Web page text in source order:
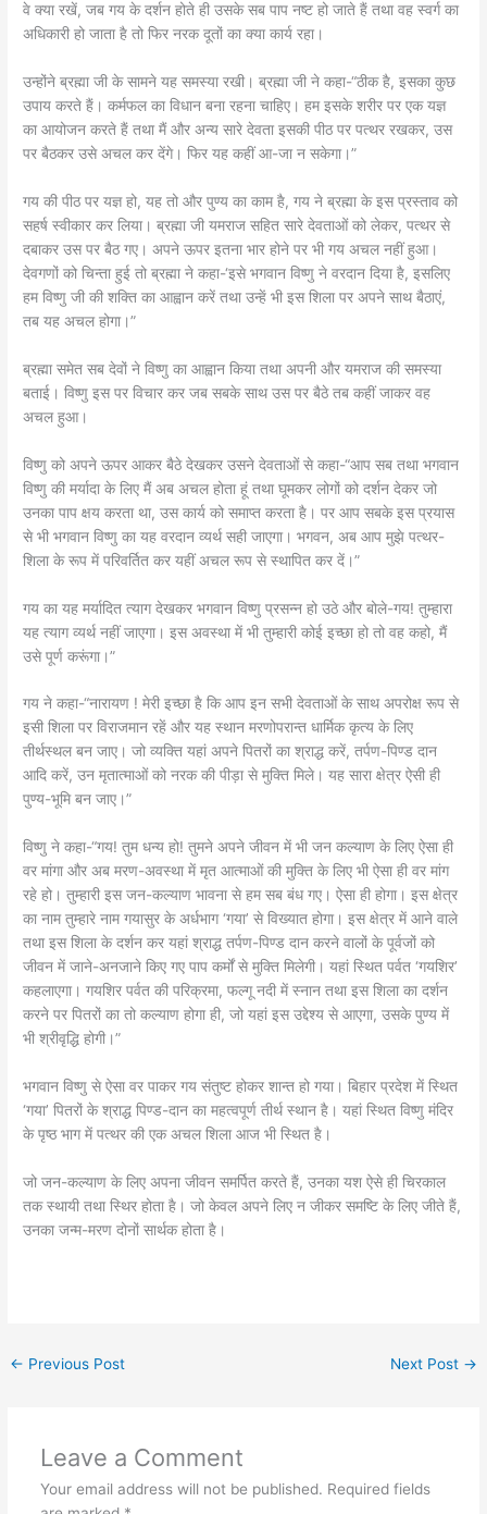
वे क्या रखें, जब गय के दर्शन होते ही उसके सब पाप नष्ट हो जाते हैं तथा वह स्वर्ग का
अधिकारी हो जाता है तो फिर नरक दूतों का क्या कार्य रहा।
उन्होंने ब्रह्मा जी के सामने यह समस्या रखी। ब्रह्मा जी ने कहा-“ठीक है, इसका कुछ
उपाय करते हैं। कर्मफल का विधान बना रहना चाहिए। हम इसके शरीर पर एक यज्ञ
का आयोजन करते हैं तथा मैं और अन्य सारे देवता इसकी पीठ पर पत्थर रखकर, उस
पर बैठकर उसे अचल कर देंगे। फिर यह कहीं आ-जा न सकेगा।”
गय की पीठ पर यज्ञ हो, यह तो और पुण्य का काम है, गय ने ब्रह्मा के इस प्रस्ताव को
सहर्ष स्वीकार कर लिया। ब्रह्मा जी यमराज सहित सारे देवताओं को लेकर, पत्थर से
दबाकर उस पर बैठ गए। अपने ऊपर इतना भार होने पर भी गय अचल नहीं हुआ।
देवगणों को चिन्ता हुई तो ब्रह्मा ने कहा-‘इसे भगवान विष्णु ने वरदान दिया है, इसलिए
हम विष्णु जी की शक्ति का आह्वान करें तथा उन्हें भी इस शिला पर अपने साथ बैठाएं,
तब यह अचल होगा।”
ब्रह्मा समेत सब देवों ने विष्णु का आह्वान किया तथा अपनी और यमराज की समस्या
बताई। विष्णु इस पर विचार कर जब सबके साथ उस पर बैठे तब कहीं जाकर वह
अचल हुआ।
विष्णु को अपने ऊपर आकर बैठे देखकर उसने देवताओं से कहा-“आप सब तथा भगवान
विष्णु की मर्यादा के लिए मैं अब अचल होता हूं तथा घूमकर लोगों को दर्शन देकर जो
उनका पाप क्षय करता था, उस कार्य को समाप्त करता है। पर आप सबके इस प्रयास
से भी भगवान विष्णु का यह वरदान व्यर्थ सही जाएगा। भगवन, अब आप मुझे पत्थर-
शिला के रूप में परिवर्तित कर यहीं अचल रूप से स्थापित कर दें।”
गय का यह मर्यादित त्याग देखकर भगवान विष्णु प्रसन्न हो उठे और बोले-गय! तुम्हारा
यह त्याग व्यर्थ नहीं जाएगा। इस अवस्था में भी तुम्हारी कोई इच्छा हो तो वह कहो, मैं
उसे पूर्ण करूंगा।”
गय ने कहा-“नारायण ! मेरी इच्छा है कि आप इन सभी देवताओं के साथ अपरोक्ष रूप से
इसी शिला पर विराजमान रहें और यह स्थान मरणोपरान्त धार्मिक कृत्य के लिए
तीर्थस्थल बन जाए। जो व्यक्ति यहां अपने पितरों का श्राद्ध करें, तर्पण-पिण्ड दान
आदि करें, उन मृतात्माओं को नरक की पीड़ा से मुक्ति मिले। यह सारा क्षेत्र ऐसी ही
पुण्य-भूमि बन जाए।”
विष्णु ने कहा-“गय! तुम धन्य हो! तुमने अपने जीवन में भी जन कल्याण के लिए ऐसा ही
वर मांगा और अब मरण-अवस्था में मृत आत्माओं की मुक्ति के लिए भी ऐसा ही वर मांग
रहे हो। तुम्हारी इस जन-कल्याण भावना से हम सब बंध गए। ऐसा ही होगा। इस क्षेत्र
का नाम तुम्हारे नाम गयासुर के अर्धभाग ‘गया’ से विख्यात होगा। इस क्षेत्र में आने वाले
तथा इस शिला के दर्शन कर यहां श्राद्ध तर्पण-पिण्ड दान करने वालों के पूर्वजों को
जीवन में जाने-अनजाने किए गए पाप कर्मों से मुक्ति मिलेगी। यहां स्थित पर्वत ‘गयशिर’
कहलाएगा। गयशिर पर्वत की परिक्रमा, फल्गू नदी में स्नान तथा इस शिला का दर्शन
करने पर पितरों का तो कल्याण होगा ही, जो यहां इस उद्देश्य से आएगा, उसके पुण्य में
भी श्रीवृद्धि होगी।”
भगवान विष्णु से ऐसा वर पाकर गय संतुष्ट होकर शान्त हो गया। बिहार प्रदेश में स्थित
‘गया’ पितरों के श्राद्ध पिण्ड-दान का महत्वपूर्ण तीर्थ स्थान है। यहां स्थित विष्णु मंदिर
के पृष्ठ भाग में पत्थर की एक अचल शिला आज भी स्थित है।
जो जन-कल्याण के लिए अपना जीवन समर्पित करते हैं, उनका यश ऐसे ही चिरकाल
तक स्थायी तथा स्थिर होता है। जो केवल अपने लिए न जीकर समष्टि के लिए जीते हैं,
उनका जन्म-मरण दोनों सार्थक होता है।
← Previous Post Next Post →
Leave a Comment
Your email address will not be published. Required fields